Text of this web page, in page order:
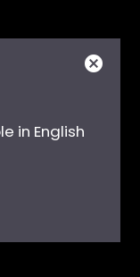
in English